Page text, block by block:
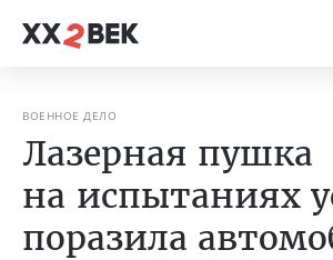
ВОЕННОЕ ДЕЛО
Лазерная пушка
на испытаниях
поразила